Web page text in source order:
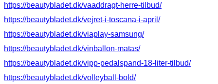
https://beautybladet.dk/vaaddragt-herre-tilbud/
https://beautybladet.dk/vejret-i-toscana-i-april/
https://beautybladet.dk/viaplay-samsung/
https://beautybladet.dk/vinballon-matas/
https://beautybladet.dk/vipp-pedalspand-18-liter-tilbud/
https://beautybladet.dk/volleyball-bold/